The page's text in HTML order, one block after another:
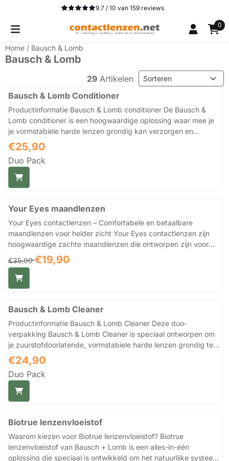
Cookievoorkeuren zijn beschikbaar. Kies instellingen of
9.7 / 10 van 159reviews
0
Home / Bausch & Lomb
Bausch & Lomb
29 Artikelen
Sorteermethode
Bausch & Lomb Conditioner
Productinformatie Bausch & Lomb conditioner De Bausch &
Lomb conditioner is een hoogwaardige oplossing waar mee je
je vormstabiele harde lenzen grondig kan verzorgen en
beschermen. Deze vloeistof is ontworpen om je lenzen te
hydrateren, reinigen, desinfecteren en bewaren door middel
van een conditionerende formule die het oppervlak van de lens
in optimale conditie houdt. Wat maakt deze conditioner
bijzonder? - Bevochtigt en conditioneert je harde lenzen zodat
o...
Prijs: 25,90
€25,90
Duo Pack
Your Eyes maandlenzen
Your Eyes contactlenzen – Comfortabele en betaalbare
maandlenzen voor helder zicht Your Eyes contactlenzen zijn
hoogwaardige zachte maandlenzen die ontworpen zijn voor
dagelijks gebruik en langdurig draagcomfort. Deze lenzen
bieden een uitstekende balans tussen scherp zicht, hydratatie
en gebruiksgemak, waardoor ze geschikt zijn voor zowel
nieuwe als ervaren lensdragers. Dankzij het moderne
comfortabel aan, zelfs bij intensief gebruik zoals werken achter
een scherm of lang...
Van 35,00 voor 19,90
€35,00€19,90
Bausch & Lomb Cleaner
Productinformatie Bausch & Lomb Cleaner Deze duo-
verpakking Bausch & Lomb Cleaner is speciaal ontworpen om
je zuurstofdoorlatende, vormstabiele harde lenzen grondig te
reinigen. Tijdens dagelijks gebruik van je contactlenzen kunnen
vuildeeltjes, vetten en eiwitaanslag aan het lensoppervlak
hechten, wat kan leiden tot troebel zicht en minder
draagcomfort. De Cleaner van Bausch en Lomb verwijdert
deze aanslag effectief, zodat je lenzen weer een glad, schoon
gebruik ...
Prijs: 24,90
€24,90
Duo Pack
Biotrue lenzenvloeistof
Waarom kiezen voor Biotrue lenzenvloeistof? Biotrue
lenzenvloeistof van Bausch + Lomb is een alles-in-één
oplossing die speciaal is ontwikkeld om het natuurlijke systeem